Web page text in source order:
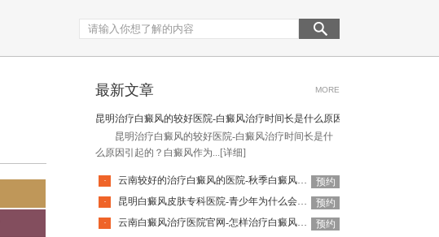
最新文章 MORE
昆明治疗白癜风的较好医院-白癜风治疗时间长是什么原因引起的
昆明治疗白癜风的较好医院-白癜风治疗时间长是什
么原因引起的？白癜风作为... [详细]
· 云南较好的治疗白癜风的医院-秋季白癜风该怎么护理
预约
·
昆明白癜风皮肤专科医院-青少年为什么会得白癜风呢
预约
·
云南白癜风治疗医院官网-怎样治疗白癜风才有效
预约